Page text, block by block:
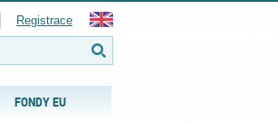
FONDY EU
Registrace